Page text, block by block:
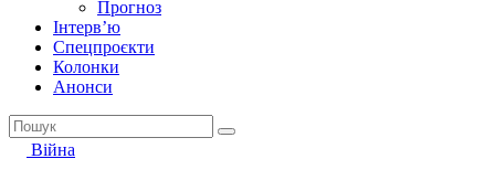
Прогноз
Інтерв’ю
Спецпроєкти
Колонки
Анонси
Війна